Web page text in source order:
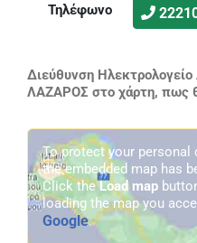
Τηλέφωνο
Διεύθυνση
ΛΑΖΑΡΟΣ στο χάρτη, πως
To protect your personal
the embedded map has
Click theLoad map
loading the map you
Google.